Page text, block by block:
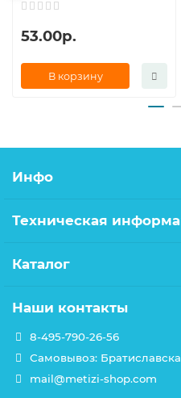
53.00р.
В корзину
Инфо
Техническая
Каталог
Наши контакты
8-495-790-26-56
Самовывоз:
mail@metizi-shop.com